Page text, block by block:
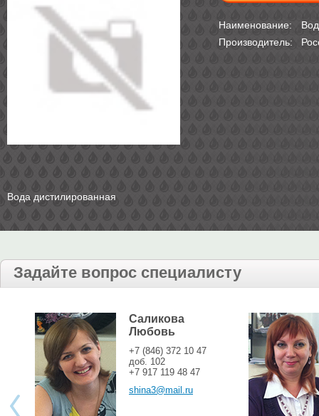
Наименование:
Производитель:
Вода дистилированная
Задайте вопрос специалисту
Саликова
Любовь
+7 (846) 372 10 47
доб. 102
+7 917 119 48 47
shina3@mail.ru